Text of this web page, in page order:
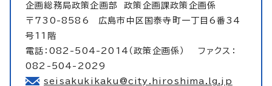
企画総務局政策企画部政策企画課政策企画係
〒730-8586 広島市中区国泰寺町一丁目6番34
号11階
電話：082-504-2014（政策企画係） ファクス：
082-504-2029
seisakukikaku@city.hiroshima.lg.jp